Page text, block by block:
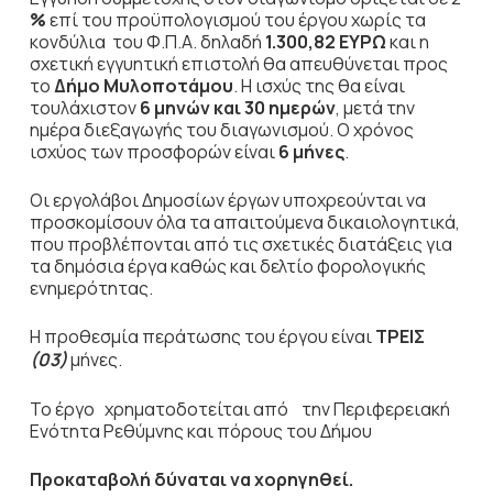
%επί του προϋπολογισμού του έργου χωρίς τα
κονδύλια του Φ.Π.Α. δηλαδή 1.300,82 ΕΥΡΩκαι η
σχετική εγγυητική επιστολή θα απευθύνεται προς
τοΔήμο Μυλοποτάμου. Η ισχύς της θα είναι
τουλάχιστον6 μηνών και 30 ημερών, μετά την
ημέρα διεξαγωγής του διαγωνισμού. Ο χρόνος
ισχύος των προσφορών είναι6 μήνες.
Οι εργολάβοι Δημοσίων έργων υποχρεούνται να
προσκομίσουν όλα τα απαιτούμενα δικαιολογητικά,
που προβλέπονται από τις σχετικές διατάξεις για
τα δημόσια έργα καθώς και δελτίο φορολογικής
ενημερότητας.
Η προθεσμία περάτωσης του έργου είναιΤΡΕΙΣ
(03)μήνες.
Το έργο χρηματοδοτείται από την Περιφερειακή
Ενότητα Ρεθύμνης και πόρους του Δήμου
Προκαταβολή δύναται να χορηγηθεί.